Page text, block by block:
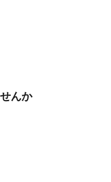
んか